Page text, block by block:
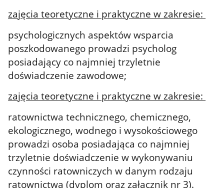
zajęcia teoretyczne i praktyczne w zakresie:
psychologicznych aspektów wsparcia
poszkodowanego prowadzi psycholog
posiadający co najmniej trzyletnie
doświadczenie zawodowe;
zajęcia teoretyczne i praktyczne w zakresie:
ratownictwa technicznego, chemicznego,
ekologicznego, wodnego i wysokościowego
prowadzi osoba posiadająca co najmniej
trzyletnie doświadczenie w wykonywaniu
czynności ratowniczych w danym rodzaju
ratownictwa(dyplom oraz załącznik nr 3).